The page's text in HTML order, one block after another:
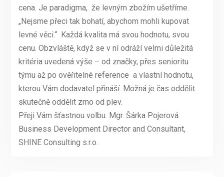
cena. Je paradigma, že levným zbožím ušetříme.
„Nejsme přeci tak bohatí, abychom mohli kupovat
levné věci.“ Každá kvalita má svou hodnotu, svou
cenu. Obzvláště, když se v ní odráží velmi důležitá
kritéria uvedená výše – od značky, přes senioritu
týmu až po ověřitelné reference a vlastní hodnotu,
kterou Vám dodavatel přináší. Možná je čas oddělit
skutečně oddělit zrno od plev.
Přeji Vám šťastnou volbu. Mgr. Šárka Pojerová
Business Development Director and Consultant,
SHINE Consulting s.r.o.